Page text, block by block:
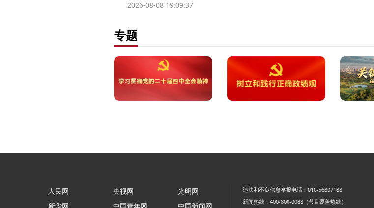
2026-08-08 19:09:37
专题
人民网
新华网
央视网
中国青年网
光明网
中国新闻网
违法和不良信息举报电话：010-56807188
新闻热线：400-800-0088（节目覆盖热线）